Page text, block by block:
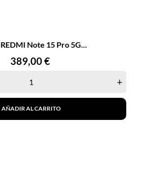
Note 15 Pro 5G...
Precio
389,00 €
+
AÑADIR AL CARRITO